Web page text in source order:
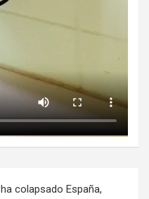
colapsado España,